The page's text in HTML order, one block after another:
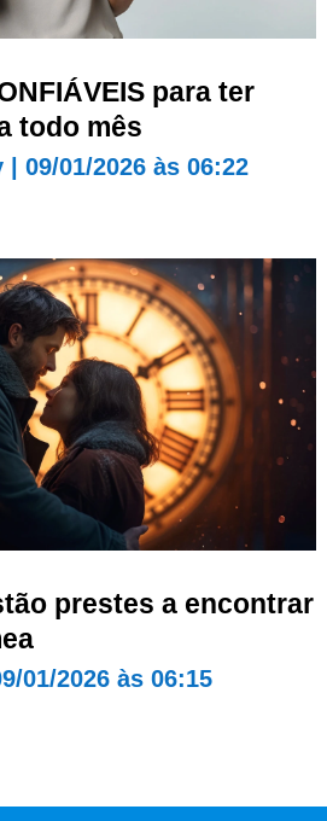
para ter
todo mês
| 09/01/2026 às 06:22
prestes a encontrar
01/2026 às 06:15